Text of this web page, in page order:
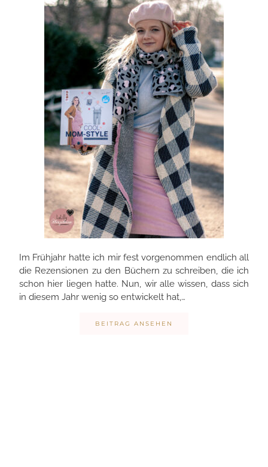
Im Frühjahr hatte ich mir fest vorgenommen endlich all
die Rezensionen zu den Büchern zu schreiben, die ich
schon hier liegen hatte. Nun, wir alle wissen, dass sich
in diesem Jahr wenig so entwickelt hat,…
BEITRAG ANSEHEN